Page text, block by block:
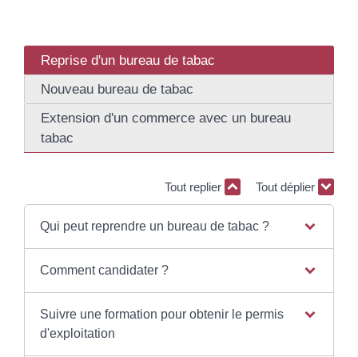
Reprise d'un bureau de tabac
Nouveau bureau de tabac
Extension d'un commerce avec un bureau
tabac
Tout replier Tout déplier
Qui peut reprendre un bureau de tabac ?
Comment candidater ?
Suivre une formation pour obtenir le permis
d'exploitation